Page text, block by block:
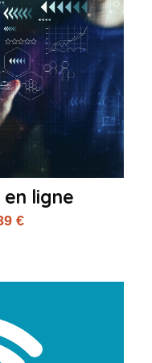
ligne
€